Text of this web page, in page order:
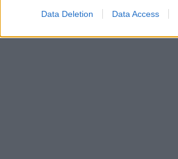
Data Deletion Data Access